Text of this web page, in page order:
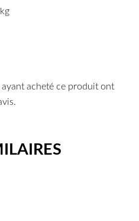
acheté ce produit ont